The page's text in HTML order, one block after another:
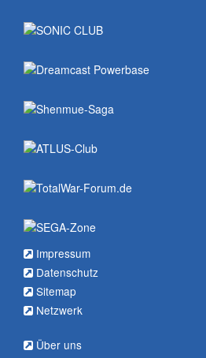
Impressum
Datenschutz
Sitemap
Netzwerk
Über uns